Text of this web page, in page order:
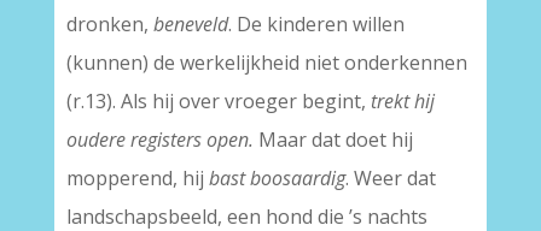
dronken, beneveld. De kinderen willen
(kunnen) de werkelijkheid niet onderkennen
(r.13). Als hij over vroeger begint, trekt hij
oudere registers open. Maar dat doet hij
mopperend, hij bast boosaardig. Weer dat
landschapsbeeld, een hond die ’s nachts